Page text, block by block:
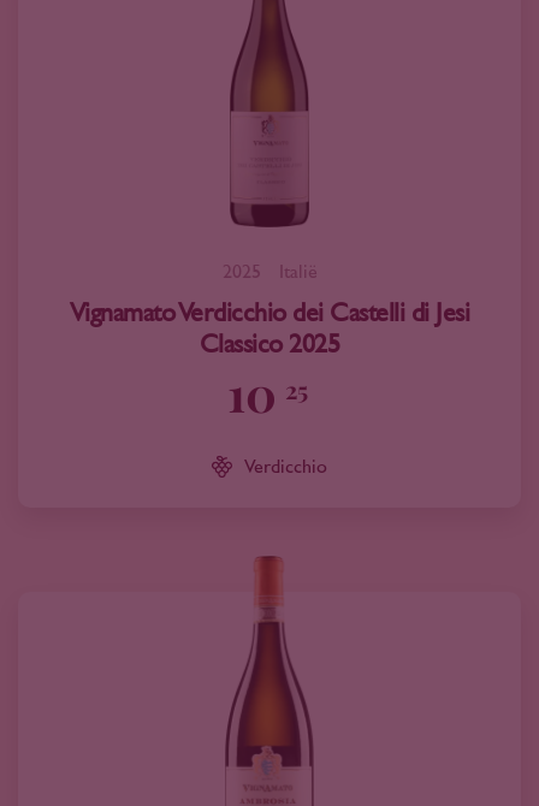
2025 Italië
Vignamato Verdicchio dei Castelli di Jesi
Classico 2025
10 25
Verdicchio